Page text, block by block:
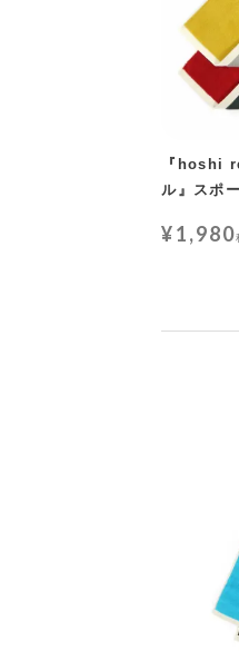
『hoshi
ル』スポ
¥1,980